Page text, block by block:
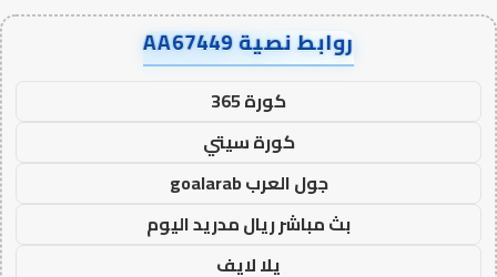
روابط نصية AA67449
كورة 365
كورة سيتي
جول العرب goalarab
بث مباشر ريال مدريد اليوم
يلا لايف